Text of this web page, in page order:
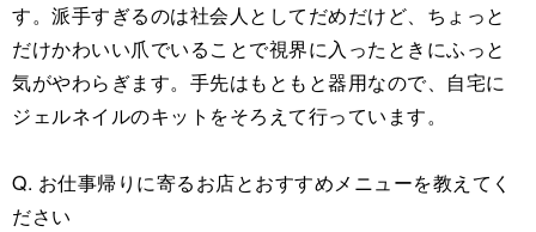
す。派手すぎるのは社会人としてだめだけど、ちょっと
だけかわいい爪でいることで視界に入ったときにふっと
気がやわらぎます。手先はもともと器用なので、自宅に
ジェルネイルのキットをそろえて行っています。
Q. お仕事帰りに寄るお店とおすすめメニューを教えてく
ださい